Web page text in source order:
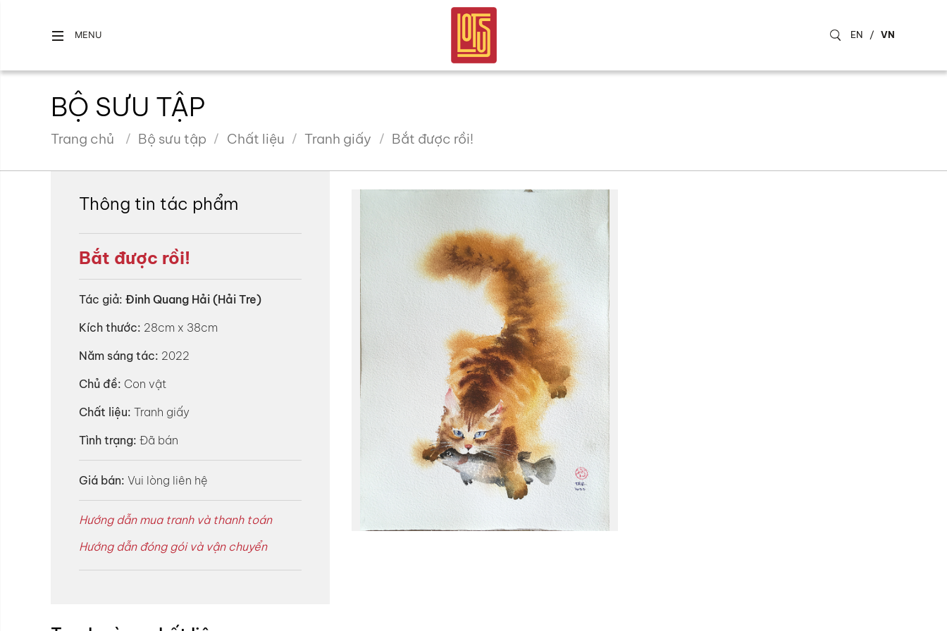
MENU EN / VN
BỘ SƯU TẬP
Trang chủ Bộ sưu tập Chất liệu Tranh giấy Bắt được rồi!
Thông tin tác phẩm
Bắt được rồi!
Tác giả: Đinh Quang Hải (Hải Tre)
Kích thước: 28cm x 38cm
Năm sáng tác: 2022
Chủ đề: Con vật
Chất liệu: Tranh giấy
Tình trạng: Đã bán
Giá bán: Vui lòng liên hệ
Hướng dẫn mua tranh và thanh toán
Hướng dẫn đóng gói và vận chuyển